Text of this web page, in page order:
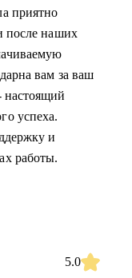
приятно
после наших
вам за ваш
настоящий
успеха.
и
работы.
5.0